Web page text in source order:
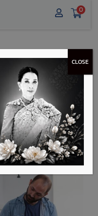
0
ษียณ ทำ
ยได้ แก้
เทรนด์
CLOSE